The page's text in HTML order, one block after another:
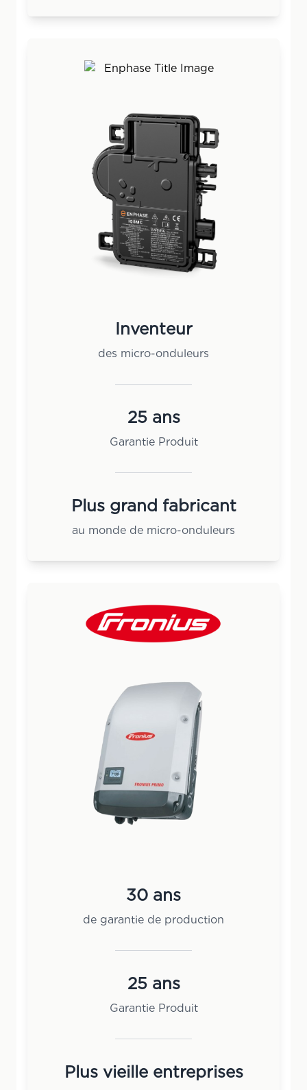
Inventeur
des micro-onduleurs
25 ans
Garantie Produit
Plus grand fabricant
au monde de micro-onduleurs
30 ans
de garantie de production
25 ans
Garantie Produit
Plus vieille entreprises